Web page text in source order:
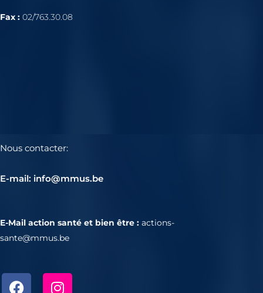
Fax : 02/763.30.08
Nous contacter:
E-mail: info@mmus.be
E-Mail action santé et bien être : actions-
sante@mmus.be
F
I